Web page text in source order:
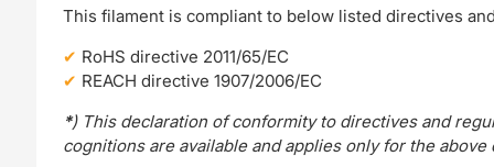
This filament is compliant to below listed directives
RoHS directive 2011/65/EC
REACH directive 1907/2006/EC
*) This declaration of conformity to directives and
cognitions are available and applies only for the